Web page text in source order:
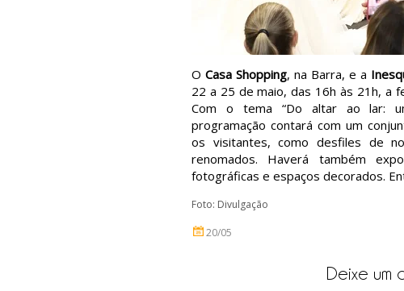
O Casa Shopping, na Barra, e a
22 a 25 de maio, das 16h às 21h, a
Com o tema “Do altar ao lar:
programação contará com um
os visitantes, como desfiles de
renomados. Haverá também
fotográficas e espaços decorados.
Foto: Divulgação
20/05
Deixe um